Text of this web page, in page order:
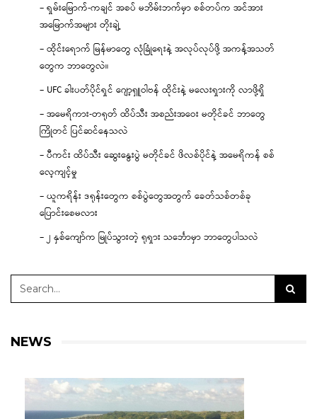
– ရှမ်းမြောက်-ကချင် အစပ် မဘိမ်းဘက်မှာ စစ်တပ်က အင်အား
အမြောက်အများ တိုးချဲ့
– ထိုင်းရောက် မြန်မာတွေ လုံခြုံရေးနဲ့ အလုပ်လုပ်ဖို့ အကန့်အသတ်
တွေက ဘာတွေလဲ။
– UFC ခါးပတ်ပိုင်ရှင် ဂျော့ရှူဝါဗန် ထိုင်းနဲ့ မလေးရှားကို လာဖို့ရှိ
– အမေရိကား-တရုတ် ထိပ်သီး အစည်းအဝေး မတိုင်ခင် ဘာတွေ
ကြိုတင် ပြင်ဆင်နေသလဲ
– ပီကင်း ထိပ်သီး ဆွေးနွေးပွဲ မတိုင်ခင် ဖိလစ်ပိုင်နဲ့ အမေရိကန် စစ်
လေ့ကျင့်မှု
– ယူကရိန်း ဒရုန်းတွေက စစ်ပွဲတွေအတွက် ခေတ်သစ်တစ်ခု
ပြောင်းစေမလား
– ၂ နှစ်ကျော်က မြုပ်သွားတဲ့ ရုရှား သင်္ဘောမှာ ဘာတွေပါသလဲ
NEWS